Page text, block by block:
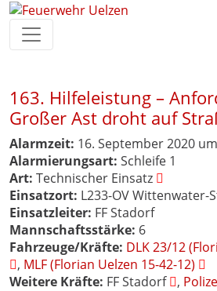
163. Hilfeleistung –
Großer Ast droht auf
Alarmzeit: 16. September 2020
Alarmierungsart: Schleife 1
Art: Technischer Einsatz
Einsatzort: L233-OV Wittenwater-
Einsatzleiter: FF Stadorf
Mannschaftsstärke: 6
Fahrzeuge/Kräfte: DLK 23/12
, MLF (Florian Uelzen 15-42-12)
Weitere Kräfte: FF Stadorf ,